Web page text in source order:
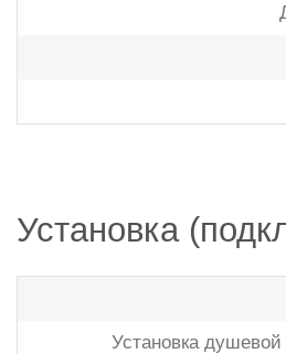
Установка
Установка